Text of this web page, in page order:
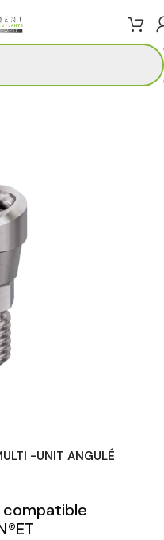
-UNIT ANGULÉ
compatible